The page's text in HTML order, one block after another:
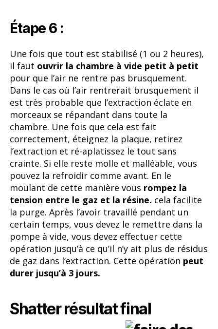
Étape 6 :
Une fois que tout est stabilisé (1 ou 2 heures),
il faut ouvrir la chambre à vide petit à petit
pour que l’air ne rentre pas brusquement.
Dans le cas où l’air rentrerait brusquement il
est très probable que l’extraction éclate en
morceaux se répandant dans toute la
chambre. Une fois que cela est fait
correctement, éteignez la plaque, retirez
l’extraction et ré-aplatissez le tout sans
crainte. Si elle reste molle et malléable, vous
pouvez la refroidir comme avant. En le
moulant de cette manière vous rompez la
tension entre le gaz et la résine. cela facilite
la purge. Après l’avoir travaillé pendant un
certain temps, vous devez le remettre dans la
pompe à vide, vous devez effectuer cette
opération jusqu’à ce qu’il n’y ait plus de résidus
de gaz dans l’extraction. Cette opération peut
durer jusqu’à 3 jours.
Shatter résultat final